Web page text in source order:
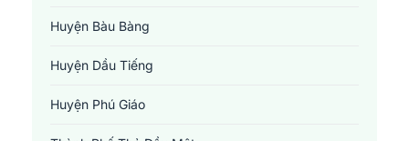
tường thuật.
bảo tính chính xác và độ tin cậy của thông tin truyền
thông.
Huyện Bàu Bàng
Huyện Dầu Tiếng
Huyện Phú Giáo